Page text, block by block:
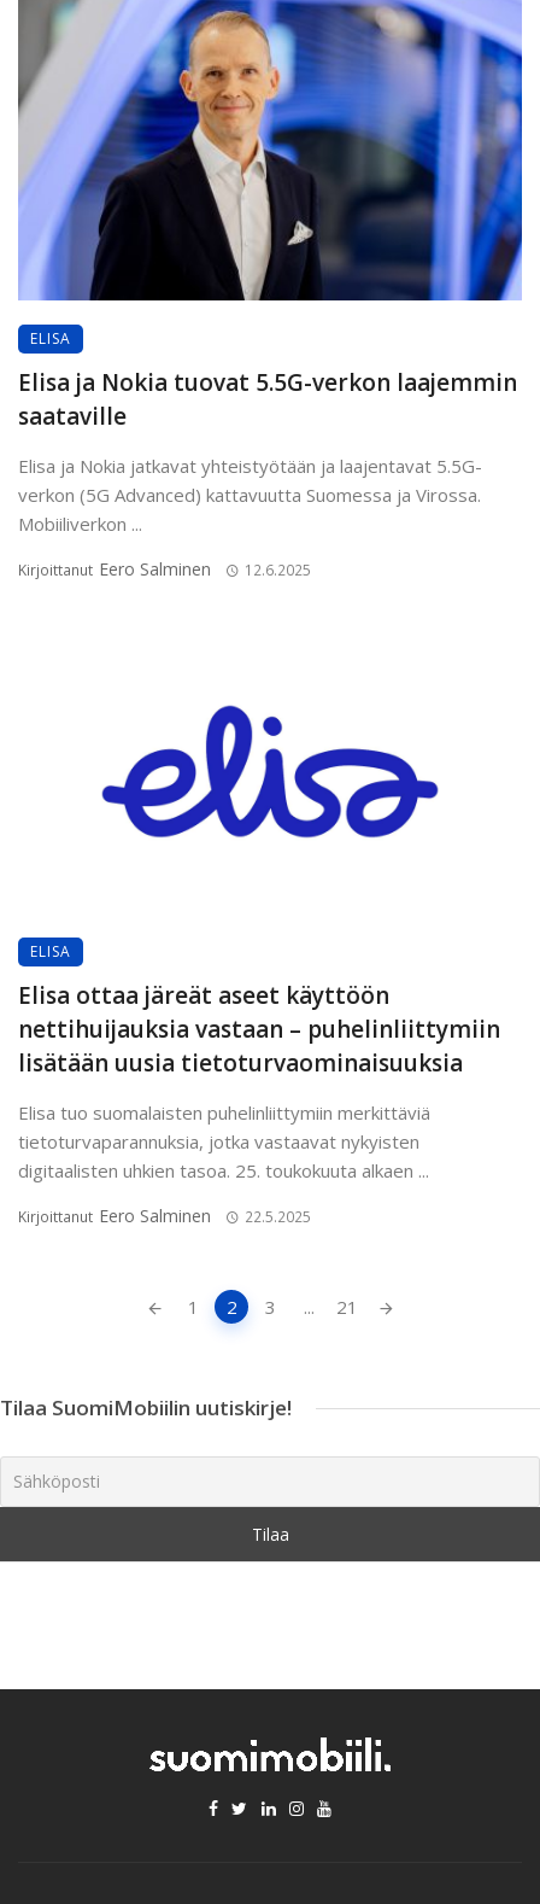
ELISA
Elisa ja Nokia tuovat 5.5G-verkon laajemmin
saataville
Elisa ja Nokia jatkavat yhteistyötään ja laajentavat 5.5G-
verkon (5G Advanced) kattavuutta Suomessa ja Virossa.
Mobiiliverkon ...
Kirjoittanut Eero Salminen 12.6.2025
ELISA
Elisa ottaa järeät aseet käyttöön
nettihuijauksia vastaan – puhelinliittymiin
lisätään uusia tietoturvaominaisuuksia
Elisa tuo suomalaisten puhelinliittymiin merkittäviä
tietoturvaparannuksia, jotka vastaavat nykyisten
digitaalisten uhkien tasoa. 25. toukokuuta alkaen ...
Kirjoittanut Eero Salminen 22.5.2025
1 2 3 ... 21
Tilaa SuomiMobiilin uutiskirje!